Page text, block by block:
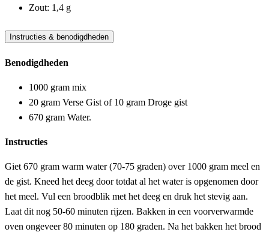
Zout: 1,4 g
Instructies & benodigdheden
Benodigdheden
1000 gram mix
20 gram Verse Gist of 10 gram Droge gist
670 gram Water.
Instructies
Giet 670 gram warm water (70-75 graden) over 1000 gram meel en
de gist. Kneed het deeg door totdat al het water is opgenomen door
het meel. Vul een broodblik met het deeg en druk het stevig aan.
Laat dit nog 50-60 minuten rijzen. Bakken in een voorverwarmde
oven ongeveer 80 minuten op 180 graden. Na het bakken het brood